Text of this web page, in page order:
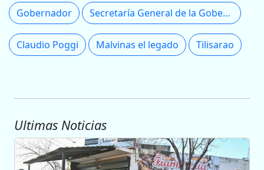
Gobernador Secretaría General de la Gobernación
Claudio Poggi Malvinas el legado Tilisarao
Ultimas Noticias